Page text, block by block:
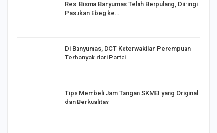
Resi Bisma Banyumas Telah Berpulang, Diiringi
Pasukan Ebeg ke…
Di Banyumas, DCT Keterwakilan Perempuan
Terbanyak dari Partai…
Tips Membeli Jam Tangan SKMEI yang Original
dan Berkualitas